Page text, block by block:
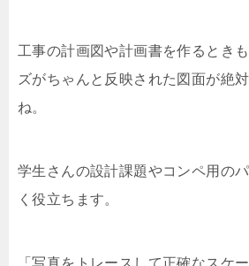
工事の計画図や計画書を作るとき
ズがちゃんと反映された図面が絶
ね。
学生さんの設計課題やコンペ用の
く役立ちます。
「写真をトレースして正確なスケ